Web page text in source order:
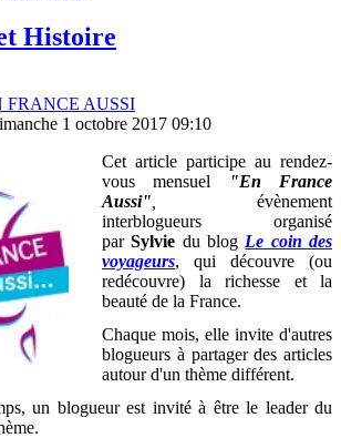
Histoire
FRANCE AUSSI
1 octobre 2017 09:10
Cet article participe au rendez-
vous mensuel
"En France
Aussi"
évènement
interblogueurs organisé
parSylvie du blog Le coin des
voyageurs, qui découvre (ou
redécouvre) la richesse et la
beauté de la France.
Chaque mois, elle invite d'autres
blogueurs à partager des articles
autour d'un thème différent.
un blogueur est invité à être le leader du